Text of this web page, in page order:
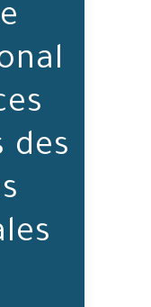
:
des